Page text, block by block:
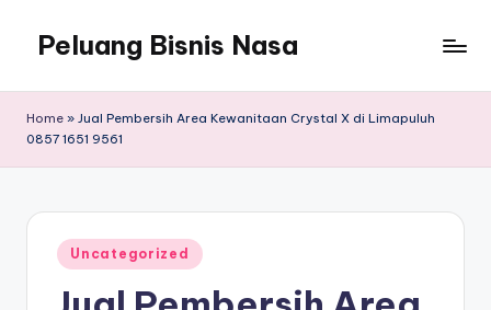
Peluang Bisnis Nasa
Home » Jual Pembersih Area Kewanitaan Crystal X di Limapuluh
0857 1651 9561
Posted
in
Uncategorized